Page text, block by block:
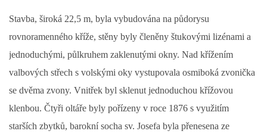
--------------------------------------------------------------
Tento projekt je realizován za finanční podpory
města Domažlice.
© 2026 eStránky.cz Aktualizováno: 17. 7. 2026 Nahoru ↑
Stavba, široká 22,5 m, byla vybudována na půdorysu
rovnoramenného kříže, stěny byly členěny štukovými lizénami a
jednoduchými, půlkruhem zaklenutými okny. Nad křížením
valbových střech s volskými oky vystupovala osmiboká zvonička
se dvěma zvony. Vnitřek byl sklenut jednoduchou křížovou
klenbou. Čtyři oltáře byly pořízeny v roce 1876 s využitím
starších zbytků, barokní socha sv. Josefa byla přenesena ze